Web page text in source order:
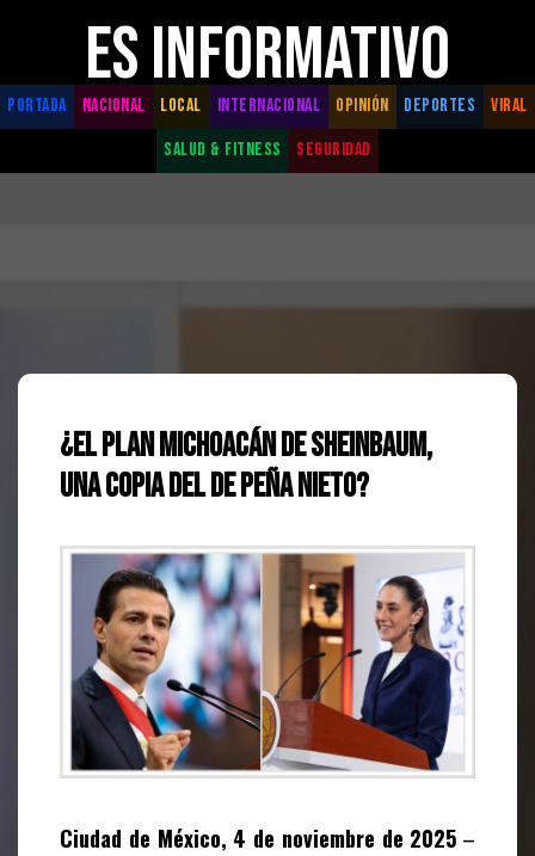
ES INFORMATIVO
PORTADA NACIONAL LOCAL INTERNACIONAL OPINIÓN DEPORTES
VIRAL
SALUD & FITNESS
SEGURIDAD
¿El Plan Michoacán de Sheinbaum,
una copia del de Peña Nieto?
Ciudad de México, 4 de noviembre de 2025 –